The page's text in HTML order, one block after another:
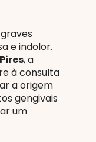
e indolor.
, a
à consulta
a origem
gengivais
um